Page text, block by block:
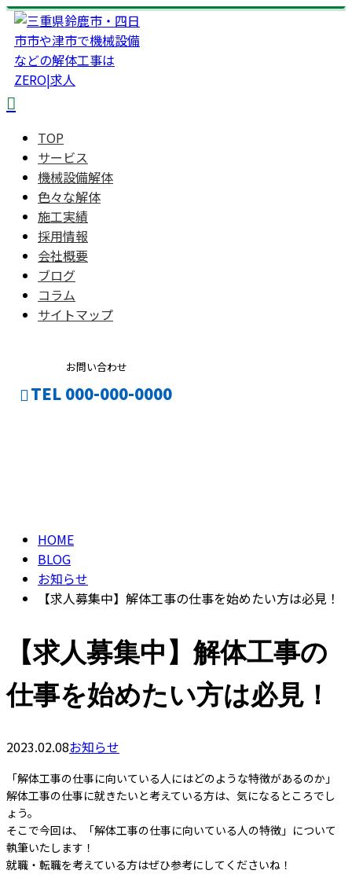
TOP
サービス
機械設備解体
色々な解体
施工実績
採用情報
会社概要
ブログ
コラム
サイトマップ
お問い合わせ
TEL 000-000-0000
HOME
BLOG
お知らせ
【求人募集中】解体工事の仕事を始めたい方は必見！
【求人募集中】解体工事の
仕事を始めたい方は必見！
2023.02.08お知らせ
「解体工事の仕事に向いている人にはどのような特徴があるのか」
解体工事の仕事に就きたいと考えている方は、気になるところでし
ょう。
そこで今回は、「解体工事の仕事に向いている人の特徴」について
執筆いたします！
就職・転職を考えている方はぜひ参考にしてくださいね！